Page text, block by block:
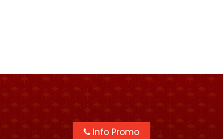
Info Promo